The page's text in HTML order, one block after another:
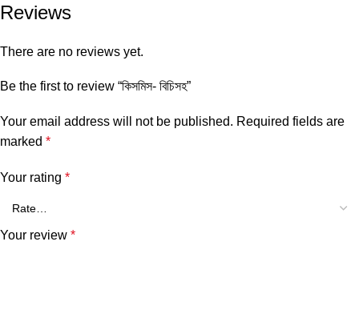
Reviews
There are no reviews yet.
Be the first to review “কিসমিস- বিচিসহ”
Your email address will not be published. Required fields are
marked *
Your rating *
Your review *